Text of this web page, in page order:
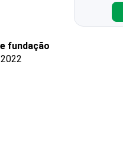
fundação